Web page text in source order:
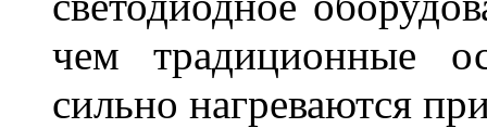
чем традиционные
сильно нагреваются